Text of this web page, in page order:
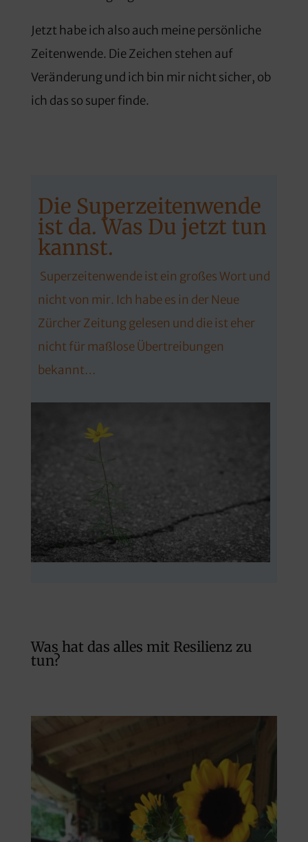
Jetzt habe ich also auch meine persönliche
Zeitenwende. Die Zeichen stehen auf
Veränderung und ich bin mir nicht sicher, ob
ich das so super finde.
Die Superzeitenwende
ist da. Was Du jetzt tun
kannst.
Superzeitenwende ist ein großes Wort und
nicht von mir. Ich habe es in der Neue
Zürcher Zeitung gelesen und die ist eher
nicht für maßlose Übertreibungen
bekannt…
Was hat das alles mit Resilienz zu
tun?